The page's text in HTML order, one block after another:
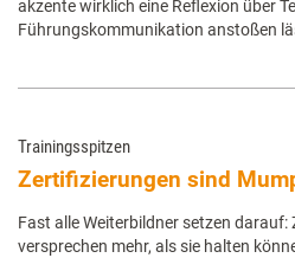
akzente wirklich eine Reflexion über
Führungskommunikation anstoßen
Trainingsspitzen
Zertifizierungen sind
Fast alle Weiterbildner setzen
versprechen mehr, als sie halten